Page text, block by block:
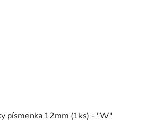
písmenka 12mm (1ks) - "W"